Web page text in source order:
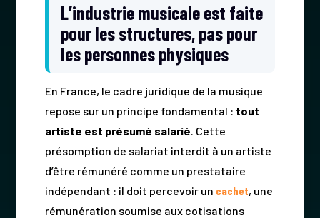
L’industrie musicale est faite
pour les structures, pas pour
les personnes physiques
En France, le cadre juridique de la musique
repose sur un principe fondamental : tout
artiste est présumé salarié . Cette
présomption de salariat interdit à un artiste
d’être rémunéré comme un prestataire
indépendant : il doit percevoir un cachet, une
rémunération soumise aux cotisations